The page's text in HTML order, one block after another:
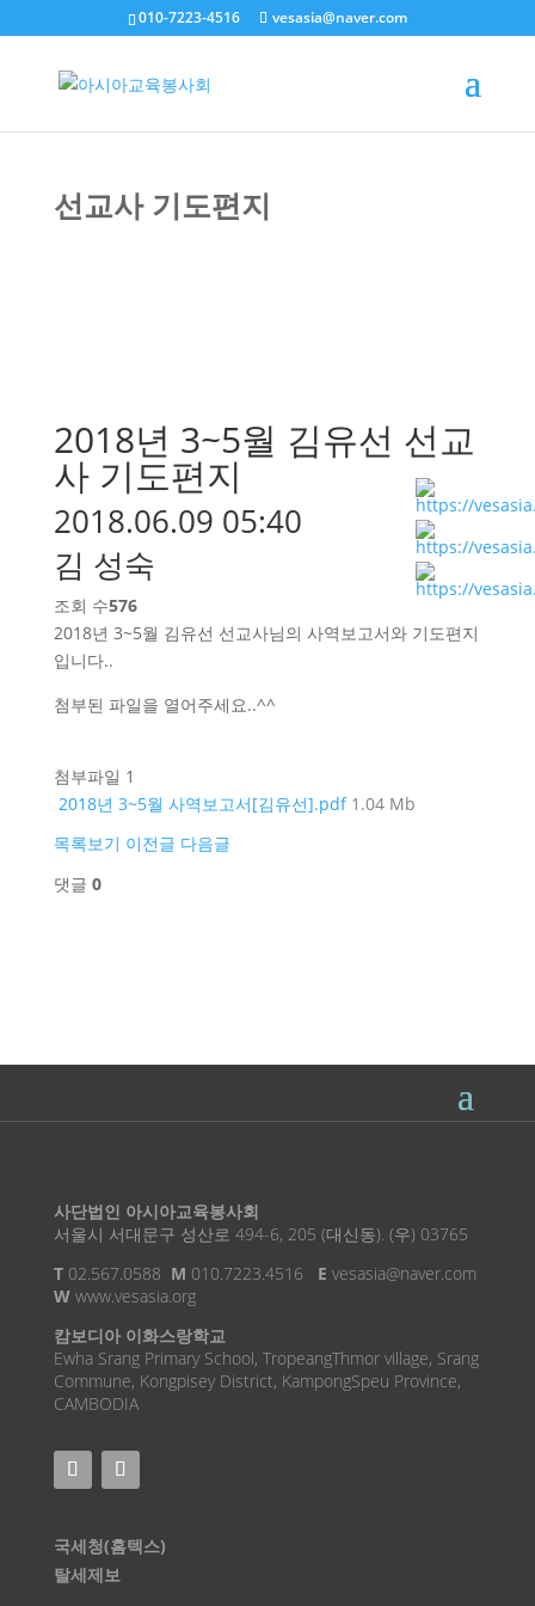
010-7223-4516 vesasia@naver.com
선교사 기도편지
2018년 3~5월 김유선 선교
사 기도편지
2018.06.09 05:40
김 성숙
조회 수576
2018년 3~5월 김유선 선교사님의 사역보고서와 기도편지
입니다..
첨부된 파일을 열어주세요..^^
첨부파일 1
2018년 3~5월 사역보고서[김유선].pdf 1.04 Mb
목록보기 이전글 다음글
댓글 0
사단법인 아시아교육봉사회
서울시 서대문구 성산로 494-6, 205 (대신동). (우) 03765
T02.567.0588 M 010.7223.4516 E vesasia@naver.com
Wwww.vesasia.org
캄보디아 이화스랑학교
Ewha Srang Primary School, TropeangThmor village, Srang
Commune, Kongpisey District, KampongSpeu Province,
CAMBODIA
국세청(홈텍스)
탈세제보